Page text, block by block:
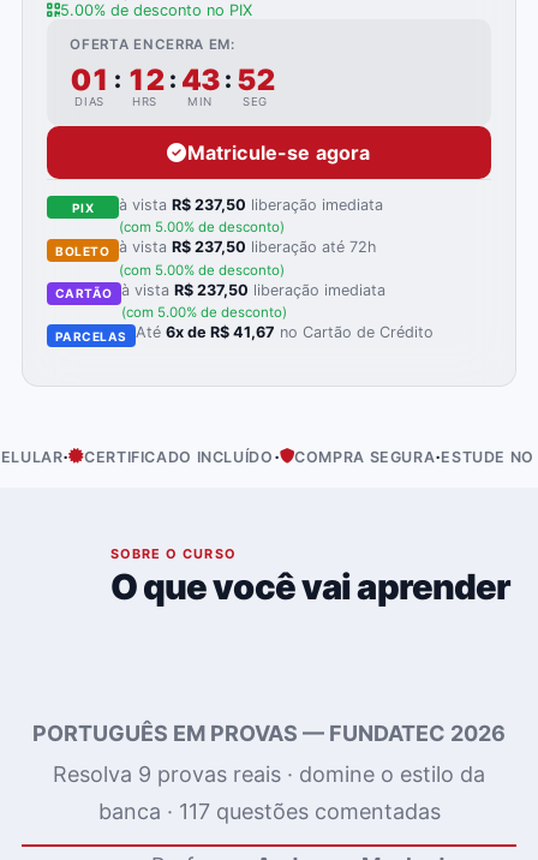
5.00% de desconto no PIX
OFERTA ENCERRA EM:
01
DIAS
: 12
HRS
: 43
MIN
: 51
SEG
Matricule-se agora
PIX à vistaR$ 237,50 liberação imediata
(com 5.00% de desconto)
BOLETO à vistaR$ 237,50 liberação até 72h
(com 5.00% de desconto)
CARTÃO à vista R$ 237,50 liberação imediata
(com 5.00% de desconto)
PARCELAS Até6x de R$ 41,67 no Cartão de Crédito
· CERTIFICADO INCLUÍDO· COMPRA SEGURA·ESTUDE NO
SOBRE O CURSO
O que você vai aprender
PORTUGUÊS EM PROVAS — FUNDATEC 2026
Resolva 9 provas reais · domine o estilo da
banca · 117 questões comentadas